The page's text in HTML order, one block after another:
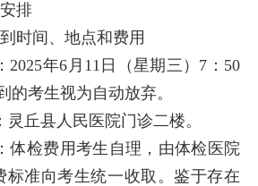
排
时间、地点和费用
2025年6月11日（星期三）7：50
的考生视为自动放弃。
灵丘县人民医院门诊二楼。
体检费用考生自理，由体检医院
标准向考生统一收取。鉴于存在